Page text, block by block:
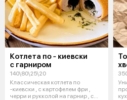
Котлета по - киевски
с гарниром
140\80\25\20
Классическая котлета по
-киевски , с картофелем фри ,
черри и рукколой на гарнир , с
и